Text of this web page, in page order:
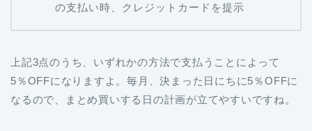
の支払い時、クレジットカードを提示
上記3点のうち、いずれかの方法で支払うことによって
5％OFFになりますよ。毎月、決まった日にちに5％OFFに
なるので、まとめ買いする日の計画が立てやすいですね。